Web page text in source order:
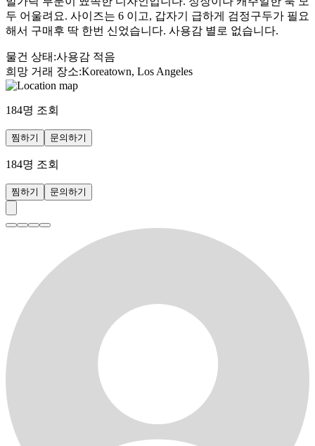
두 어울려요. 사이즈는 6 이고, 갑자기 급하게 검정구두가 필요
해서 구매후 딱 한번 신었습니다. 사용감 별로 없습니다.
물건 상태 :사용감 적음
희망 거래 장소:Koreatown, Los Angeles
184명 조회
찜하기 문의하기
184명 조회
찜하기 문의하기